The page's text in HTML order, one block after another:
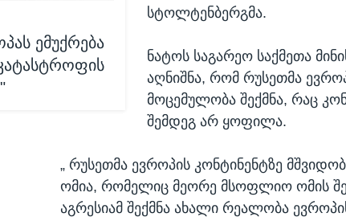
ემუქრება
სტოლტენბერგმა.
ნატოს საგარეო საქმეთა
აღნიშნა, რომ რუსეთმა
მოცემულობა შექმნა, რაც
შემდეგ არ ყოფილა.
„ რუსეთმა ევროპის კონტინენტზე
ომია, რომელიც მეორე მსოფლიო ომის
აგრესიამ შექმნა ახალი რეალობა